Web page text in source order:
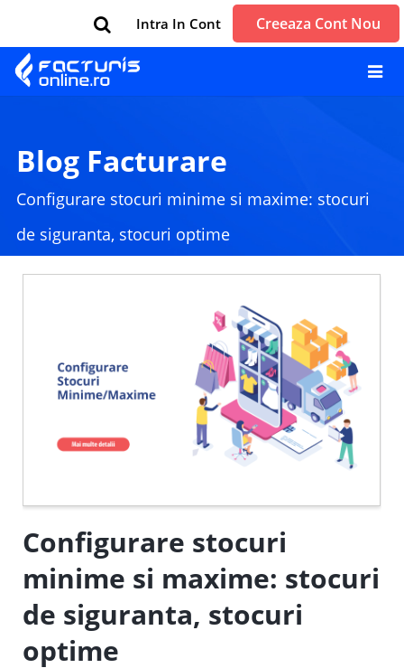
Intra In Cont Creeaza Cont Nou
Blog Facturare
Configurare stocuri minime si maxime: stocuri
de siguranta, stocuri optime
Configurare stocuri
minime si maxime: stocuri
de siguranta, stocuri
optime